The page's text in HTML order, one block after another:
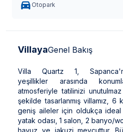
Otopark
VillayaGenel Bakış
Villa Quartz 1,
yeşillikler arasında
atmosferiyle tatilinizi
şekilde tasarlanmış villamız,
geniş aileler için oldukça ideal
yatak odası, 1 salon, 2 banyo/
havuz ve jakuzi mevcuttur.